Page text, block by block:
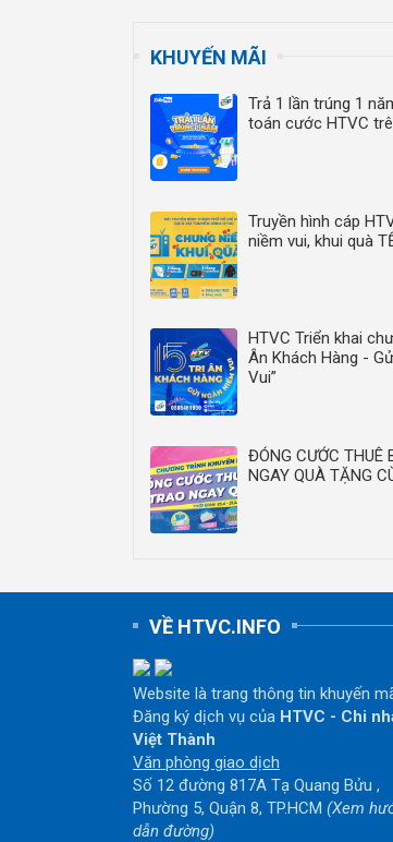
KHUYẾN MÃI
Trả 1 lần trúng 1
toán cước HTVC
Truyền hình cáp
niềm vui, khui quà
HTVC Triển khai
Ân Khách Hàng -
Vui”
ĐÓNG CƯỚC THUÊ
NGAY QUÀ TẶNG
VỀ HTVC.INFO
Website là trang thông tin khuyến
Đăng ký dịch vụ của HTVC - Chi
Việt Thành
Văn phòng giao dịch
Số 12 đường 817A Tạ Quang Bửu ,
Phường 5, Quận 8, TP.HCM (Xem
dẫn đường)